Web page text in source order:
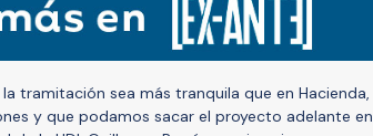
la tramitación sea más tranquila que en Hacienda,
y que podamos sacar el proyecto adelante en